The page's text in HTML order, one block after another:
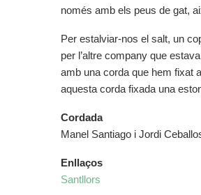
només amb els peus de gat,
Per estalviar-nos el salt, un
per l’altre company que
amb una corda que hem fixat
aquesta corda fixada una
Cordada
Manel Santiago i Jordi
Enllaços
Santllors